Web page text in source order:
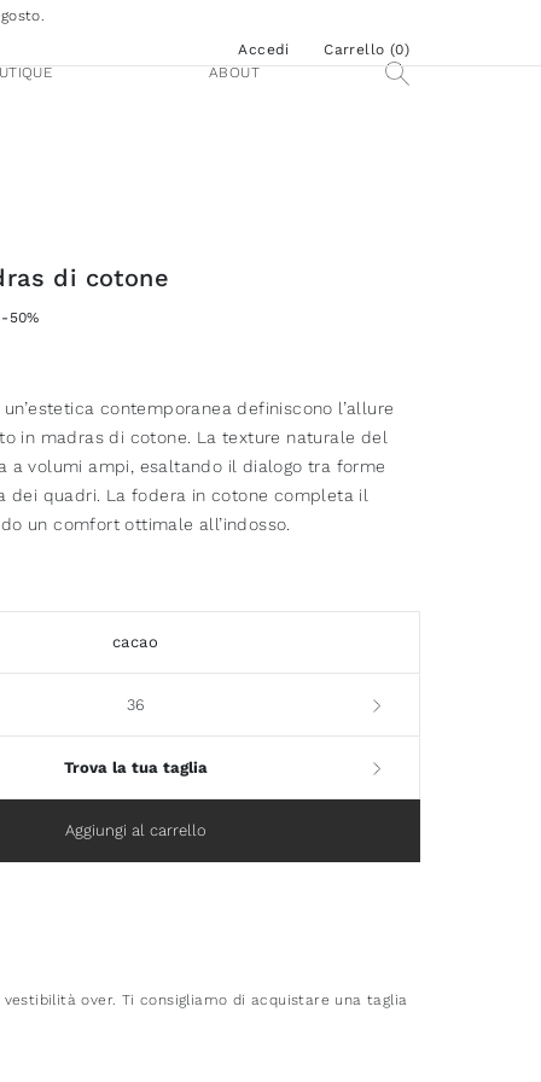
Accedi
Carrello (0)
ABOUT
di cotone
-50%
contemporanea definiscono l’allure
in madras di cotone. La texture naturale del
a volumi ampi, esaltando il dialogo tra forme
dei quadri. La fodera in cotone completa il
un comfort ottimale all’indosso.
cacao
36
Trova la tua taglia
Aggiungi al carrello
vestibilità over. Ti consigliamo di acquistare una taglia